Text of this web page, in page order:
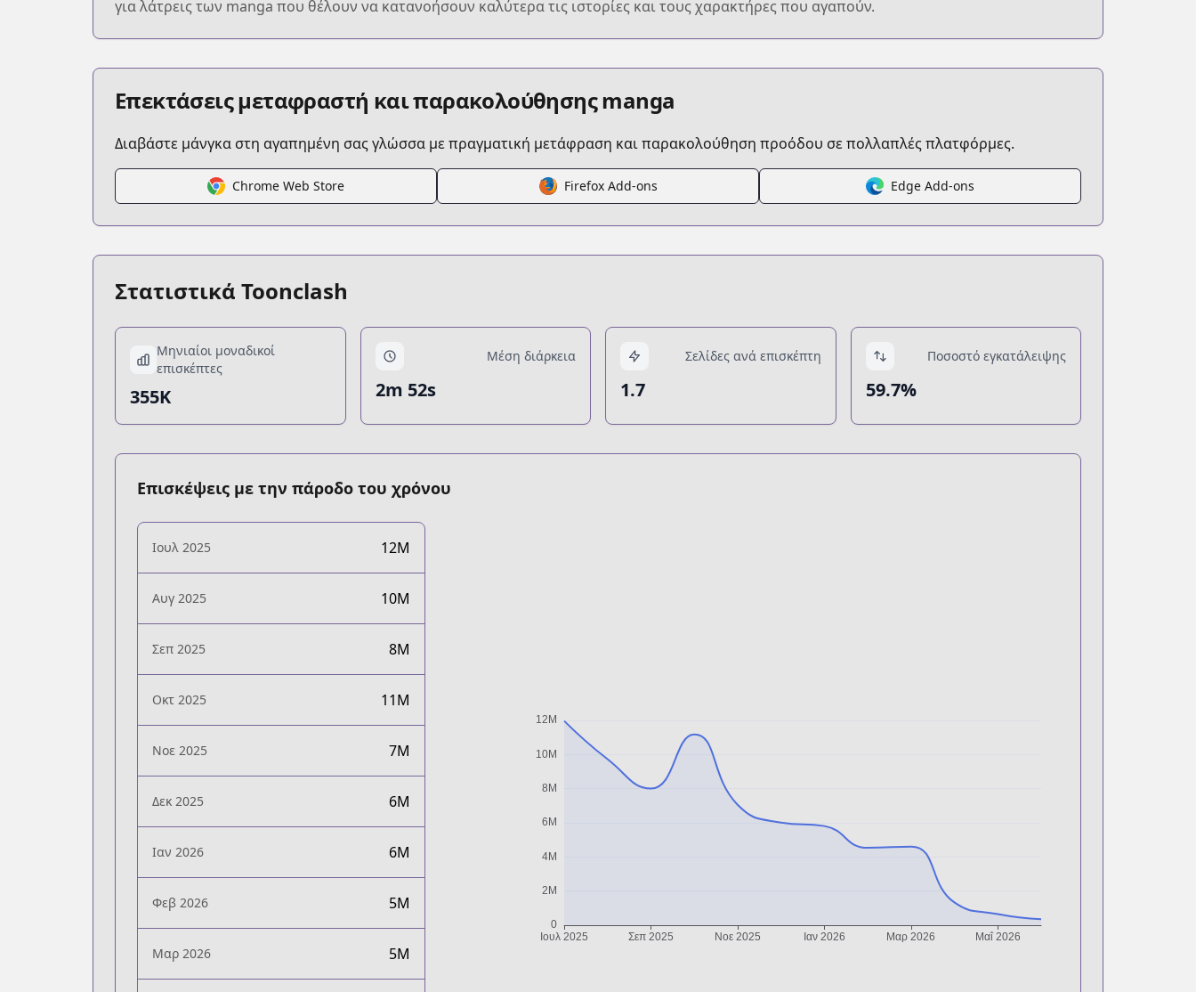
για λάτρεις των manga που θέλουν να κατανοήσουν καλύτερα τις ιστορίες και τους χαρακτήρες που αγαπούν.
Επεκτάσεις μεταφραστή και παρακολούθησης manga
Διαβάστε μάνγκα στη αγαπημένη σας γλώσσα με πραγματική μετάφραση και παρακολούθηση προόδου σε πολλαπλές πλατφόρμες.
Chrome Web Store Firefox Add-ons Edge Add-ons
Στατιστικά Toonclash
Μηνιαίοι μοναδικοί
επισκέπτες
355K
Μέση διάρκεια
2m 52s
Σελίδες ανά επισκέπτη
1.7
Ποσοστό εγκατάλειψης
59.7%
Επισκέψεις με την πάροδο του χρόνου
Ιουλ 2025 12M
Αυγ 2025 10M
Σεπ 2025 8M
Οκτ 2025 11M
Νοε 2025 7M
Δεκ 2025 6M
Ιαν 2026 6M
Φεβ 2026 5M
Μαρ 2026 5M